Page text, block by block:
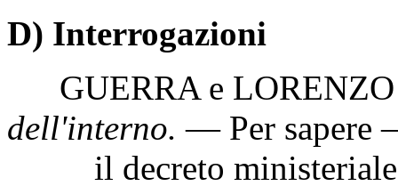
D) Interrogazioni
GUERRA e
dell'interno. — Per sapere
il decreto ministeriale